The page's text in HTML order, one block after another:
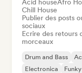
Acid houseAfro
Chill House
Publier des posts
sociaux
Ecrire des retours
morceaux
Drum and Bass
Electronica